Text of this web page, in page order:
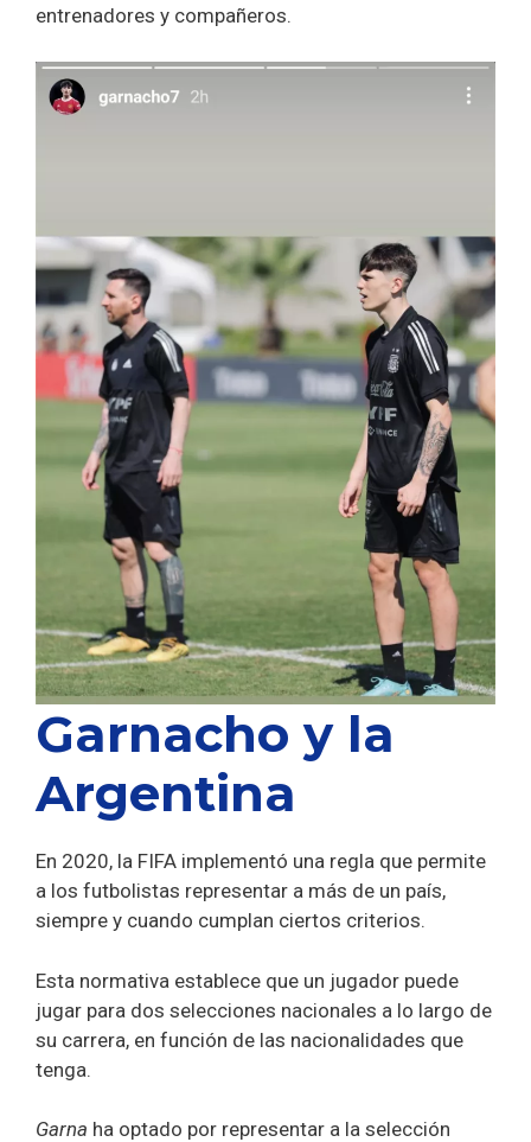
entrenadores y compañeros.
Garnacho y la
Argentina
En 2020, la FIFA implementó una regla que permite
a los futbolistas representar a más de un país,
siempre y cuando cumplan ciertos criterios.
Esta normativa establece que un jugador puede
jugar para dos selecciones nacionales a lo largo de
su carrera, en función de las nacionalidades que
tenga.
Garna ha optado por representar a la selección